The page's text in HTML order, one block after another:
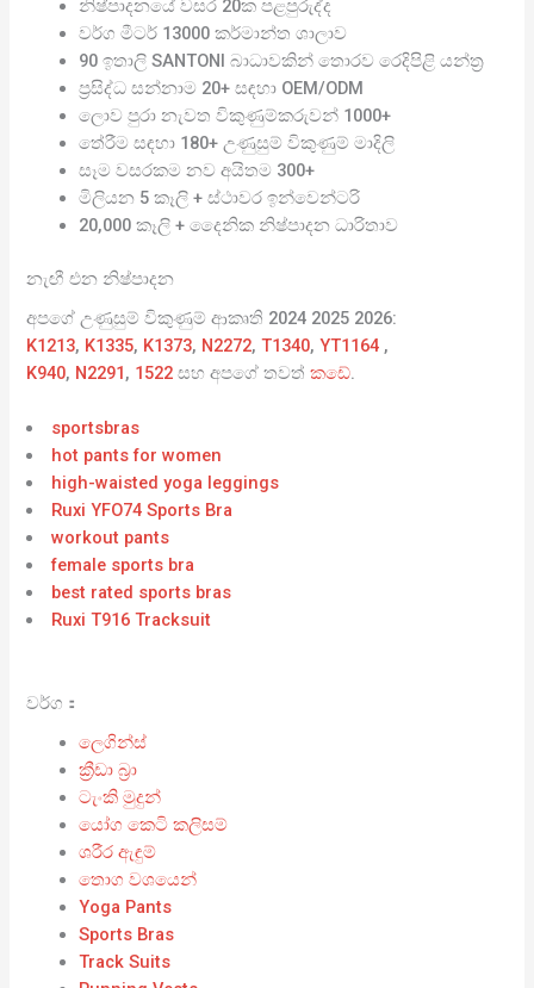
නිෂ්පාදනයේ වසර 20ක පළපුරුද්ද
වර්ග මීටර් 13000 කර්මාන්ත ශාලාව
90 ඉතාලි SANTONI බාධාවකින් තොරව රෙදිපිළි යන්ත්‍ර
ප්‍රසිද්ධ සන්නාම 20+ සඳහා OEM/ODM
ලොව පුරා නැවත විකුණුම්කරුවන් 1000+
තේරීම සඳහා 180+ උණුසුම් විකුණුම් මාදිලි
සෑම වසරකම නව අයිතම 300+
මිලියන 5 කෑලි + ස්ථාවර ඉන්වෙන්ටරි
20,000 කෑලි + දෛනික නිෂ්පාදන ධාරිතාව
නැඟී එන නිෂ්පාදන
අපගේ උණුසුම් විකුණුම් ආකෘති 2024 2025 2026:
K1213, K1335, K1373, N2272,T1340,YT1164 ,
K940, N2291, 1522සහ අපගේ තවත්කඩේ.
sportsbras
hot pants for women
high-waisted yoga leggings
Ruxi YFO74 Sports Bra
workout pants
female sports bra
best rated sports bras
Ruxi T916 Tracksuit
වර්ග：
ලෙගින්ස්
ක්‍රීඩා බ්‍රා
ටැංකි මුදුන්
යෝග කෙටි කලිසම්
ශරීර ඇඳුම්
තොග වශයෙන්
Yoga Pants
Sports Bras
Track Suits